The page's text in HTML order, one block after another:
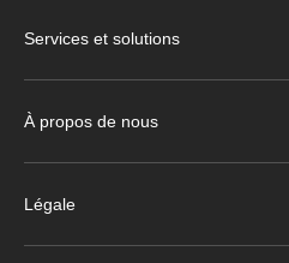
Services et solutions
À propos de nous
Légale